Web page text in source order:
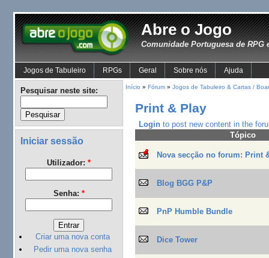
Abre o Jogo
Comunidade Portuguesa de RPG
Jogos de Tabuleiro RPGs Geral Sobre nós Ajuda
Pesquisar neste site:
Iniciar sessão
Utilizador: *
Senha: *
Criar uma nova conta
Pedir uma nova senha
Início » Fórum» Jogos de Tabuleiro & Cartas /
Print & Play
Login to post new content in the
Tópico
Nova secção no forum: Print
Blog BGG P&P
PnP Humble Bundle
Dice Tower